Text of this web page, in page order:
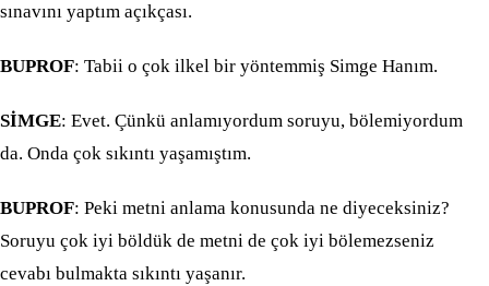
sınavını yaptım açıkçası.
BUPROF: Tabii o çok ilkel bir yöntemmiş Simge Hanım.
SİMGE: Evet. Çünkü anlamıyordum soruyu, bölemiyordum
da. Onda çok sıkıntı yaşamıştım.
BUPROF: Peki metni anlama konusunda ne diyeceksiniz?
Soruyu çok iyi böldük de metni de çok iyi bölemezseniz
cevabı bulmakta sıkıntı yaşanır.